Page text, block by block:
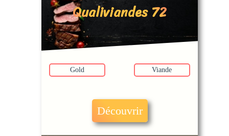
Qualiviandes 72
Gold Viande
Découvrir